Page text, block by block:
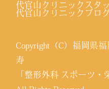
代官山クリニックスタ
代官山クリニックブロ
Copyright（C）福岡県
寿
「整形外科 スポーツ・